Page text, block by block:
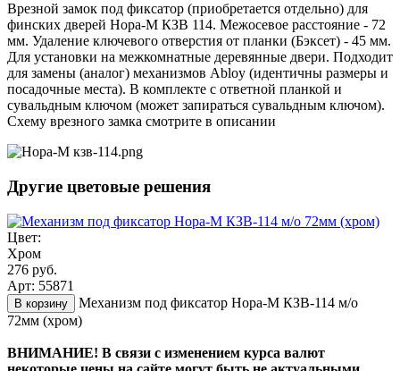
Врезной замок под фиксатор (приобретается отдельно) для
финских дверей Нора-М КЗВ 114. Межосевое расстояние - 72
мм. Удаление ключевого отверстия от планки (Бэксет) - 45 мм.
Для установки на межкомнатные деревянные двери. Подходит
для замены (аналог) механизмов Abloy (идентичны размеры и
посадочные места). В комплекте с ответной планкой и
сувальдным ключом (может запираться сувальдным ключом).
Схему врезного замка смотрите в описании
Другие цветовые решения
Цвет:
Хром
276 руб.
Арт: 55871
В корзину
Механизм под фиксатор Нора-М КЗВ-114 м/о
72мм (хром)
ВНИМАНИЕ! В связи с изменением курса валют